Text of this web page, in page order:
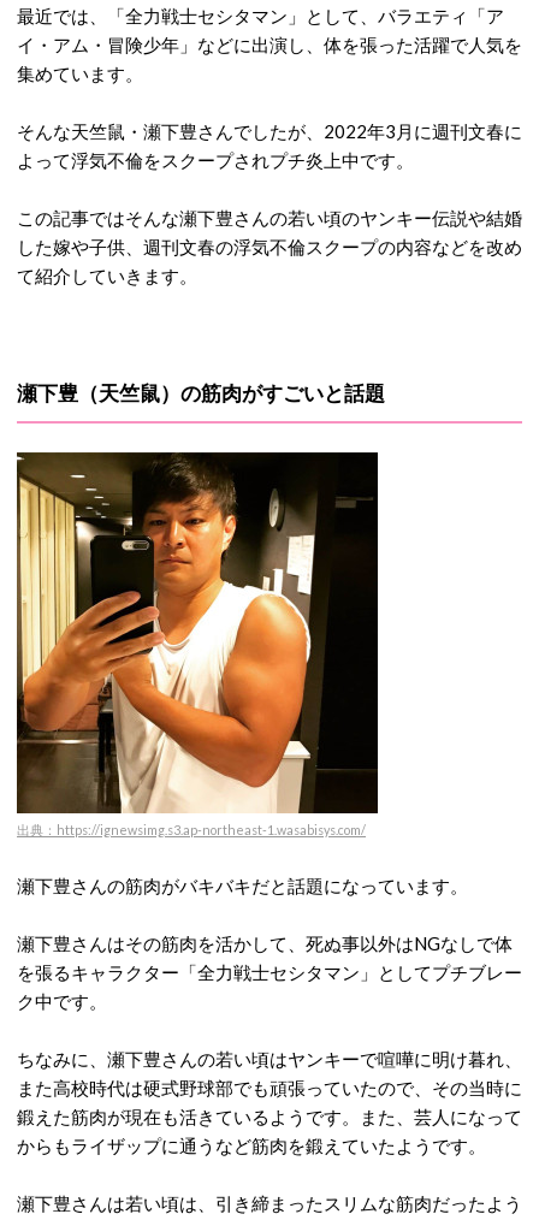
最近では、「全力戦士セシタマン」として、バラエティ「ア
イ・アム・冒険少年」などに出演し、体を張った活躍で人気を
集めています。
そんな天竺鼠・瀬下豊さんでしたが、2022年3月に週刊文春に
よって浮気不倫をスクープされプチ炎上中です。
この記事ではそんな瀬下豊さんの若い頃のヤンキー伝説や結婚
した嫁や子供、週刊文春の浮気不倫スクープの内容などを改め
て紹介していきます。
瀬下豊（天竺鼠）の筋肉がすごいと話題
出典：https://ignewsimg.s3.ap-northeast-1.wasabisys.com/
瀬下豊さんの筋肉がバキバキだと話題になっています。
瀬下豊さんはその筋肉を活かして、死ぬ事以外はNGなしで体
を張るキャラクター「全力戦士セシタマン」としてプチブレー
ク中です。
ちなみに、瀬下豊さんの若い頃はヤンキーで喧嘩に明け暮れ、
また高校時代は硬式野球部でも頑張っていたので、その当時に
鍛えた筋肉が現在も活きているようです。また、芸人になって
からもライザップに通うなど筋肉を鍛えていたようです。
瀬下豊さんは若い頃は、引き締まったスリムな筋肉だったよう